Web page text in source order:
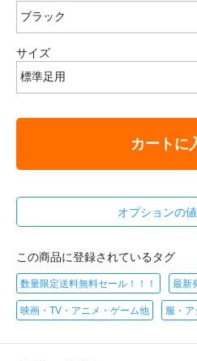
サイズ
カートに
オプションの
この商品に登録されているタグ
数量限定送料無料セール！！！ 最新
映画・TV・アニメ・ゲーム他 服・ア